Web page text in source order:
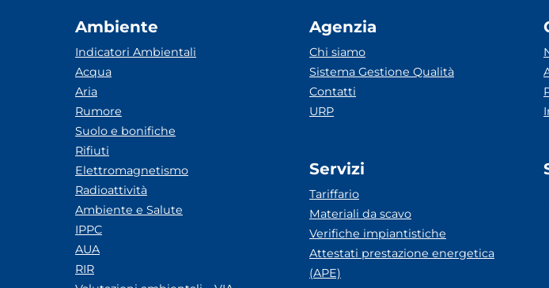
Ambiente
Indicatori Ambientali
Acqua
Aria
Rumore
Suolo e bonifiche
Rifiuti
Elettromagnetismo
Radioattività
Ambiente e Salute
IPPC
AUA
RIR
Agenzia
Chi siamo
Sistema Gestione Qualità
Contatti
URP
Servizi
Tariffario
Materiali da scavo
Verifiche impiantistiche
Attestati prestazione energetica
(APE)